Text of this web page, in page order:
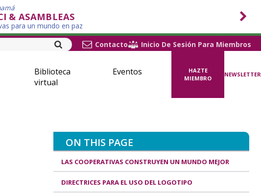
& ASAMBLEAS
para un mundo en paz
Contacto Inicio De Sesión Para Miembros
Biblioteca
virtual
Eventos
HAZTE
MIEMBRO
NEWSLETTER
ON THIS PAGE
LAS COOPERATIVAS CONSTRUYEN UN MUNDO MEJOR
DIRECTRICES PARA EL USO DEL LOGOTIPO